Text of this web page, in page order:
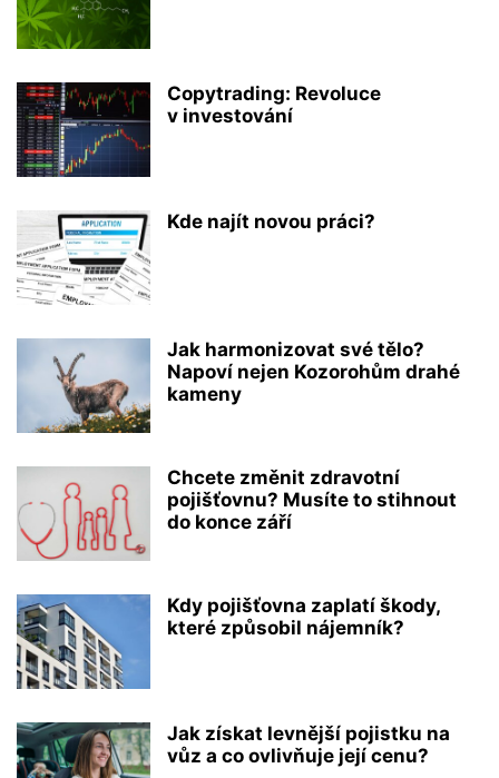
Copytrading: Revoluce
v investování
Kde najít novou práci?
Jak harmonizovat své tělo?
Napoví nejen Kozorohům drahé
kameny
Chcete změnit zdravotní
pojišťovnu? Musíte to stihnout
do konce září
Kdy pojišťovna zaplatí škody,
které způsobil nájemník?
Jak získat levnější pojistku na
vůz a co ovlivňuje její cenu?